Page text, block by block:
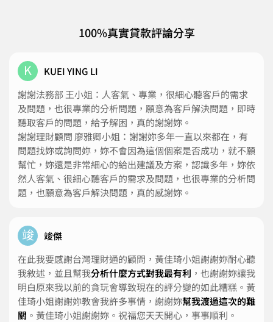
100%真實貸款評論分享
K
KUEI YING LI
謝謝法務部 王小姐：人客氣、專業，很細心聽客戶的需求
及問題，也很專業的分析問題，願意為客戶解決問題，即時
聽取客戶的問題，給予解困，真的謝謝妳。
謝謝理財顧問 廖雅卿小姐：謝謝妳多年一直以來都在，有
問題找妳或詢問妳，妳不會因為這個個案是否成功，就不願
幫忙，妳還是非常細心的給出建議及方案，認識多年，妳依
然人客氣、很細心聽客戶的需求及問題，也很專業的分析問
題，也願意為客戶解決問題，真的感謝妳。
竣
竣傑
在此我要感謝台灣理財通的顧問，黃佳琦小姐謝謝妳耐心聽
我敘述，並且幫我分析什麼方式對我最有利 ，也謝謝妳讓我
明白原來我以前的貪玩會導致現在的評分變的如此糟糕。黃
佳琦小姐謝謝妳教會我許多事情，謝謝妳幫我渡過這次的難
關 。黃佳琦小姐謝謝妳。祝福您天天開心，事事順利。